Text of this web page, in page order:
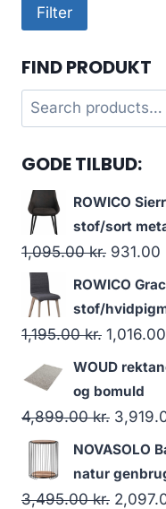
Filter
FIND PRODUKT
Search
for:
GODE TILBUD:
ROWICO
stof/sort
1,095.00kr. 931.00
ROWICO
stof/
1,195.00kr. 1,016.00
WOUD
og bomuld
4,899.00kr.
NOVASOLO
natur
3,495.00kr.